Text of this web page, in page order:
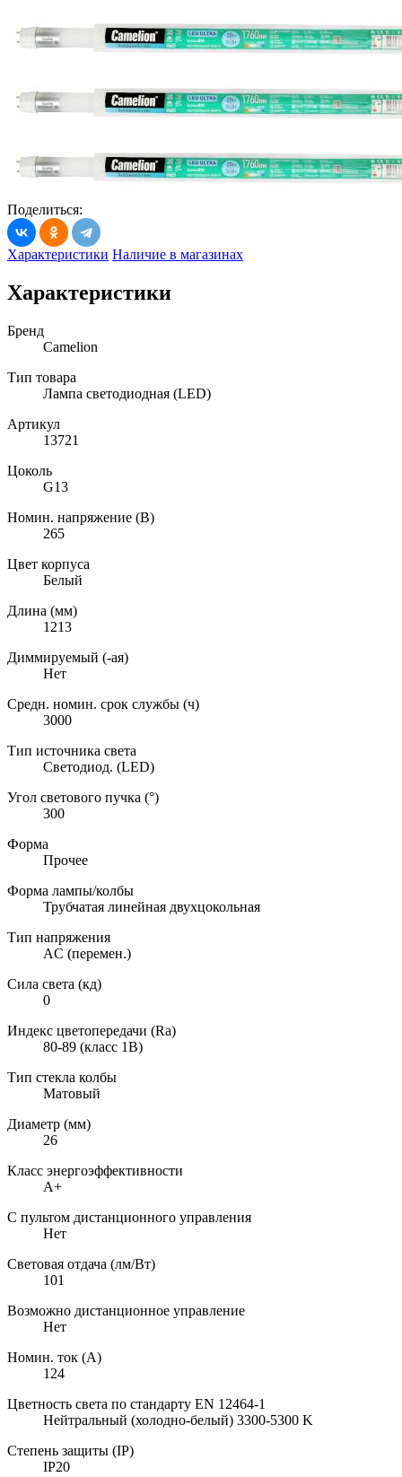
Поделиться:
Характеристики Наличие в магазинах
Характеристики
Бренд
Camelion
Тип товара
Лампа светодиодная (LED)
Артикул
13721
Цоколь
G13
Номин. напряжение (В)
265
Цвет корпуса
Белый
Длина (мм)
1213
Диммируемый (-ая)
Нет
Средн. номин. срок службы (ч)
3000
Тип источника света
Светодиод. (LED)
Угол светового пучка (°)
300
Форма
Прочее
Форма лампы/колбы
Трубчатая линейная двухцокольная
Тип напряжения
AC (перемен.)
Сила света (кд)
0
Индекс цветопередачи (Ra)
80-89 (класс 1B)
Тип стекла колбы
Матовый
Диаметр (мм)
26
Класс энергоэффективности
A+
С пультом дистанционного управления
Нет
Световая отдача (лм/Вт)
101
Возможно дистанционное управление
Нет
Номин. ток (А)
124
Цветность света по стандарту EN 12464-1
Нейтральный (холодно-белый) 3300-5300 K
Степень защиты (IP)
IP20